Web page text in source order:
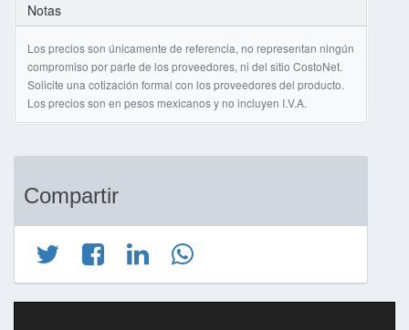
Notas
Los precios son únicamente de referencia, no representan ningún
compromiso por parte de los proveedores, ni del sitio CostoNet.
Solicite una cotización formal con los proveedores del producto.
Los precios son en pesos mexicanos y no incluyen I.V.A.
Compartir